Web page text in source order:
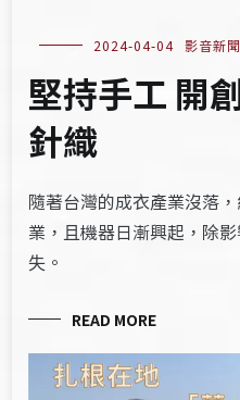
2024-04-04 影音新聞
堅持手工 開
針織
隨著台灣的成衣產業沒落
業，且機器日漸興起，除
失。
READ MORE